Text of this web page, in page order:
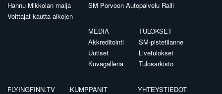
Hannu Mikkolan malja
Voittajat kautta aikojen
SM Porvoon Autopalvelu Ralli
MEDIA
Akkreditointi
Uutiset
Kuvagalleria
TULOKSET
SM-pistetilanne
Livetulokset
Tulosarkisto
FLYINGFINN.TV
KUMPPANIT
YHTEYSTIEDOT